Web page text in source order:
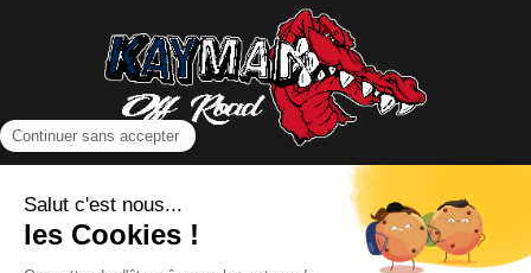
NOUS CONTACTER